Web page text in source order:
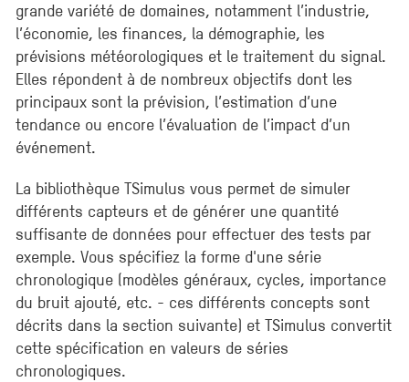
grande variété de domaines, notamment l’industrie,
l’économie, les finances, la démographie, les
prévisions météorologiques et le traitement du signal.
Elles répondent à de nombreux objectifs dont les
principaux sont la prévision, l’estimation d’une
tendance ou encore l’évaluation de l’impact d’un
événement.
La bibliothèque TSimulus vous permet de simuler
différents capteurs et de générer une quantité
suffisante de données pour effectuer des tests par
exemple. Vous spécifiez la forme d'une série
chronologique (modèles généraux, cycles, importance
du bruit ajouté, etc. - ces différents concepts sont
décrits dans la section suivante) et TSimulus convertit
cette spécification en valeurs de séries
chronologiques.